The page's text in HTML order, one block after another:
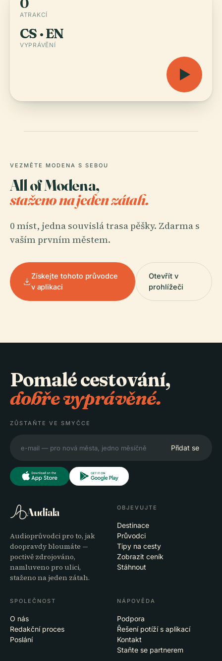
ATRAKCÍ
CS · EN
VYPRÁVĚNÍ
VEZMĚTE MODENA S SEBOU
All of Modena,
staženo na jeden zátah.
0 míst, jedna souvislá trasa pěšky. Zdarma s
vaším prvním městem.
Získejte tohoto průvodce
v aplikaci
Otevřít v
prohlížeči
Pomalé cestování,
dobře vyprávěné.
ZŮSTAŇTE VE SMYČCE
Přidat se
Audiala
Audioprůvodci pro to, jak
doopravdy bloumáte —
poctivě zdrojováno,
namluveno pro ulici,
staženo na jeden zátah.
OBJEVUJTE
Destinace
Průvodci
Tipy na cesty
Zobrazit ceník
Stáhnout
SPOLEČNOST
O nás
Redakční proces
Poslání
NÁPOVĚDA
Podpora
Řešení potíží s aplikací
Kontakt
Staňte se partnerem